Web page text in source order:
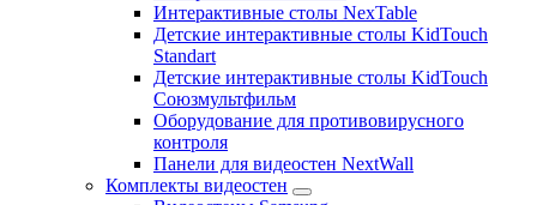
Интерактивные столы NexTable
Детские интерактивные столы KidTouch
Standart
Детские интерактивные столы KidTouch
Союзмультфильм
Оборудование для противовирусного
контроля
Панели для видеостен NextWall
Комплекты видеостен